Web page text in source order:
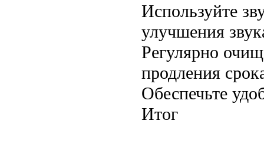
Используйте
улучшения
Регулярно
продления
Обеспечьте
Итог